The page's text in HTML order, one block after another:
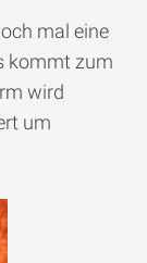
mal eine
kommt zum
wird
um